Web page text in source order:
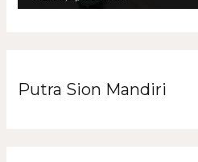
Putra Sion Mandiri